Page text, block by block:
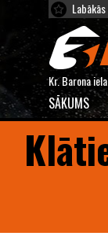
Kr. Barona
SĀKUMS